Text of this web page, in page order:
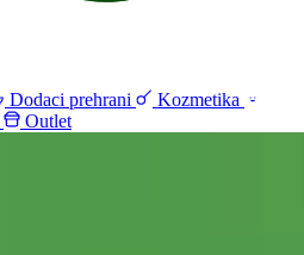
Dodaci prehrani
Kozmetika
Outlet